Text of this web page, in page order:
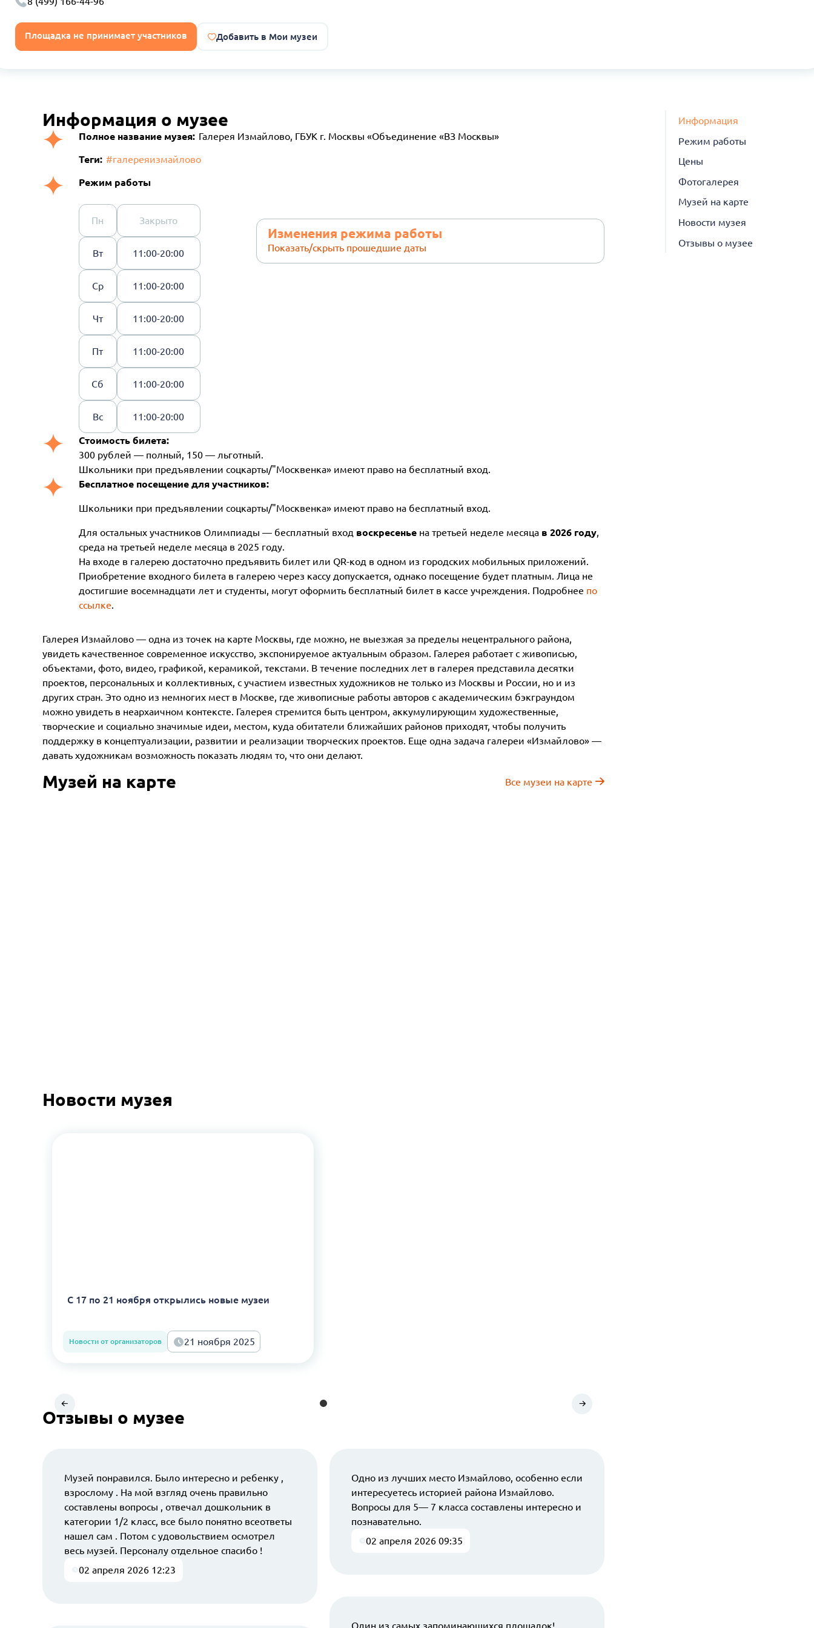
Площадка не принимает участников Добавить в Мои музеи
Информация о музее
Полное название музея: Галерея Измайлово, ГБУК г. Москвы «Объединение «ВЗ Москвы»
Теги: #галереяизмайлово
Режим работы
Пн Закрыто
Вт 11:00-20:00
Ср 11:00-20:00
Чт 11:00-20:00
Пт 11:00-20:00
Сб 11:00-20:00
Вс 11:00-20:00
Изменения режима работы
Показать/скрыть прошедшие даты
Стоимость билета:
300 рублей — полный, 150 — льготный.
Школьники при предъявлении соцкарты/"Москвенка» имеют право на бесплатный вход.
Бесплатное посещение для участников:
Школьники при предъявлении соцкарты/"Москвенка» имеют право на бесплатный вход.
Для остальных участников Олимпиады — бесплатный вход воскресенье на третьей неделе месяца в 2026 году,
среда на третьей неделе месяца в 2025 году.
На входе в галерею достаточно предъявить билет или QR-код в одном из городских мобильных приложений.
Приобретение входного билета в галерею через кассу допускается, однако посещение будет платным. Лица не
достигшие восемнадцати лет и студенты, могут оформить бесплатный билет в кассе учреждения. Подробнее по
ссылке.
Галерея Измайлово — одна из точек на карте Москвы, где можно, не выезжая за пределы нецентрального района,
увидеть качественное современное искусство, экспонируемое актуальным образом. Галерея работает с живописью,
объектами, фото, видео, графикой, керамикой, текстами. В течение последних лет в галерея представила десятки
проектов, персональных и коллективных, с участием известных художников не только из Москвы и России, но и из
других стран. Это одно из немногих мест в Москве, где живописные работы авторов с академическим бэкграундом
можно увидеть в неархаичном контексте. Галерея стремится быть центром, аккумулирующим художественные,
творческие и социально значимые идеи, местом, куда обитатели ближайших районов приходят, чтобы получить
поддержку в концептуализации, развитии и реализации творческих проектов. Еще одна задача галереи «Измайлово» —
давать художникам возможность показать людям то, что они делают.
Музей на карте Все музеи на карте
Новости музея
С 17 по 21 ноября открылись новые музеи
Новости от организаторов 21 ноября 2025
Отзывы о музее
Музей понравился. Было интересно и ребенку ,
взрослому . На мой взгляд очень правильно
составлены вопросы , отвечал дошкольник в
категории 1/2 класс, все было понятно всеответы
нашел сам . Потом с удовольствием осмотрел
весь музей. Персоналу отдельное спасибо !
02 апреля 2026 12:23
Одно из лучших место Измайлово, особенно если
интересуетесь историей района Измайлово.
Вопросы для 5— 7 класса составлены интересно и
познавательно.
02 апреля 2026 09:35
Один из самых запоминающихся площадок!
Информация
Режим работы
Цены
Фотогалерея
Музей на карте
Новости музея
Отзывы о музее